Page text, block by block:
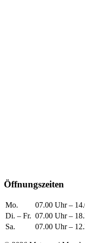
Öffnungszeiten
Mo.
07.00 Uhr –
Di. – Fr. 07.00 Uhr –
Sa.
07.00 Uhr –